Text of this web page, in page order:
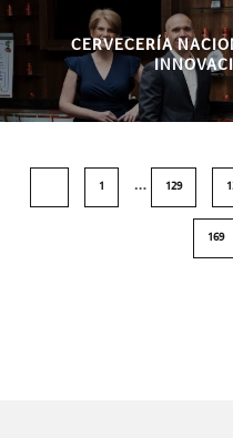
CERVECERÍA
1 … 129
169